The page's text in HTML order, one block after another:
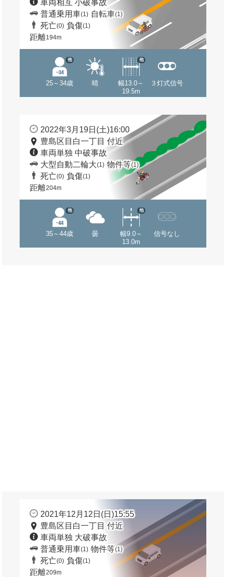
車両相互 小破事故
普通乗用車(1) 自転車(1)
死亡(0) 負傷(1)
距離194m
25～34歳
他
晴
幅13.0～
19.5m
他
３灯式信号
2022年3月19日(土)16:00
豊島区目白一丁目 付近
車両単独 中破事故
大型自動二輪大(1) 物件等(1)
死亡(0) 負傷(1)
距離204m
35～44歳
他
曇
幅9.0～
13.0m
他
信号なし
2021年12月12日(日)15:55
豊島区目白一丁目 付近
車両単独 大破事故
普通乗用車(1) 物件等(1)
死亡(0) 負傷(1)
距離209m